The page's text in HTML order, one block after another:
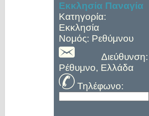
Εκκλησία Παναγία
Κατηγορία:
Εκκλησία
Νομός: Ρεθύμνου
Διεύθυνση:
Ρέθυμνο, Ελλάδα
Τηλέφωνο: